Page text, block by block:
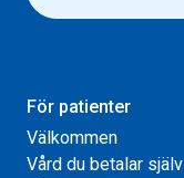
För patienter
Välkommen
Vård du betalar själv